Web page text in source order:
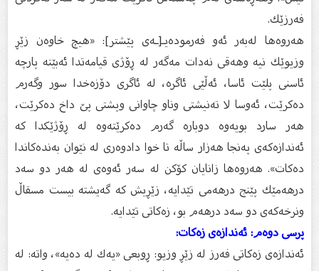
فه‌رزێك.
هه‌روه‌ها له‌به‌ر ئه‌و فه‌رموده‌یـ[ـه‌ى پێشتر]: «هیچ خاوه‌ن زێڕ
وزیوێك نیه‌ وهه‌قی نه‌دات مه‌گه‌ر له‌ ڕۆژی قیامه‌تدا ئه‌بێته‌ پارچه‌
ئاسنی پلێت ئاسا، ئه‌ڵێی ئاگره‌، له‌ ئاگری دۆزه‌خدا سور وگه‌رم
ده‌كرێت، ئه‌وسا لا ته‌نیشتی وناو چاوانی وپشتی پێ داخ ده‌كرێت،
هه‌ر سارد بویه‌وه‌ دوباره‌ گه‌رم ده‌كرێته‌وه‌ له‌ ڕۆژێكدا كه‌
ئه‌ندازه‌كه‌ى په‌نجا هه‌زار ساڵه‌ تا خوا دادوه‌ری له‌ نێوان به‌نده‌كاندا
ده‌كات». هه‌روه‌ها زانایان كۆكن له‌ سه‌ر ئه‌وه‌ى له‌ هه‌ر دو سه‌د
درهه‌مێك پێنج درهه‌می تێدایه‌، زێڕیش كه‌ گه‌یشته‌ بیست مسقاڵ
ونرخه‌كه‌ى دو سه‌د درهه‌م بو، زه‌كاتی تێدایه‌.
پرسى دوه‌م: ئه‌ندازه‌ى زه‌كات:
ئه‌ندازه‌ى زه‌كاتی فه‌رز له‌ زێڕ وزیو: ڕوبعی «یه‌ك له‌ ده‌یه‌»، واته‌: له‌